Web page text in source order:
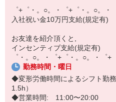
上場/優良/大手企業など
【スマホ面接実施中】
￣￣￣￣￣￣￣￣￣
自宅に居ながらスマホでカンタン
オンライン面談なのでスピード対
即日登録もOK♪
気になった方はお気軽にご相談
トラブルで、メイクはできない」
クセーヌに出会って、初めてメイ
ば。・・・こちらも思わずもらい
味わえるお仕事です！
゜+゜・。○。・゜+゜・。○。・
入社祝い金10万円支給(規定有)
お友達を紹介頂くと,
インセンティブ支給(規定有)
゜・。○。・゜+゜・。○。・゜+
勤務時間・曜日
◆変形労働時間によるシフト勤
1.5h）
◆営業時間: 11:00〜20:00